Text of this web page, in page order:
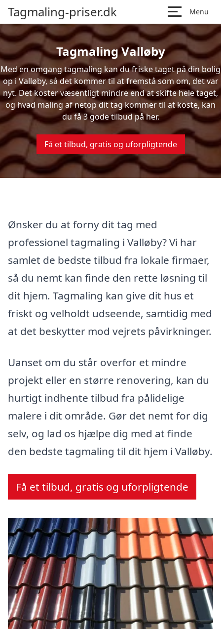
Tagmaling-priser.dk Menu
Tagmaling Valløby
Med en omgang tagmaling kan du friske taget på din bolig
op i Valløby, så det kommer til at fremstå som om, det var
nyt. Det koster væsentligt mindre end at skifte hele taget,
og hvad maling af netop dit tag kommer til at koste, kan
du få 3 gode tilbud på her.
Få et tilbud, gratis og uforpligtende
Ønsker du at forny dit tag med
professionel tagmaling i Valløby? Vi har
samlet de bedste tilbud fra lokale firmaer,
så du nemt kan finde den rette løsning til
dit hjem. Tagmaling kan give dit hus et
friskt og velholdt udseende, samtidig med
at det beskytter mod vejrets påvirkninger.
Uanset om du står overfor et mindre
projekt eller en større renovering, kan du
hurtigt indhente tilbud fra pålidelige
malere i dit område. Gør det nemt for dig
selv, og lad os hjælpe dig med at finde
den bedste tagmaling til dit hjem i Valløby.
Få et tilbud, gratis og uforpligtende